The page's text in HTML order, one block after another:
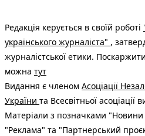
Редакція керується в своїй роботі
українського журналіста" ,
журналістської етики.
можна тут
Видання є членом Асоціації
України та Всесвітньої асоціації
Матеріали з позначками
"Реклама" та "Партнерський